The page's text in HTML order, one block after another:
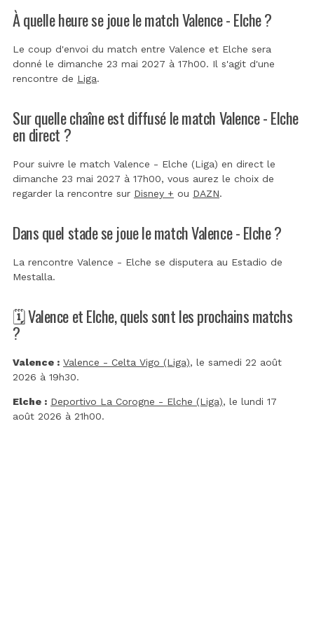
À quelle heure se joue le match Valence - Elche ?
Le coup d'envoi du match entre Valence et Elche sera
donné le dimanche 23 mai 2027 à 17h00. Il s'agit d'une
rencontre de Liga.
Sur quelle chaîne est diffusé le match Valence - Elche
en direct ?
Pour suivre le match Valence - Elche (Liga) en direct le
dimanche 23 mai 2027 à 17h00, vous aurez le choix de
regarder la rencontre sur Disney + ou DAZN.
Dans quel stade se joue le match Valence - Elche ?
La rencontre Valence - Elche se disputera au Estadio de
Mestalla.
🗓️ Valence et Elche, quels sont les prochains matchs
?
Valence : Valence - Celta Vigo (Liga), le samedi 22 août
2026 à 19h30.
Elche : Deportivo La Corogne - Elche (Liga), le lundi 17
août 2026 à 21h00.